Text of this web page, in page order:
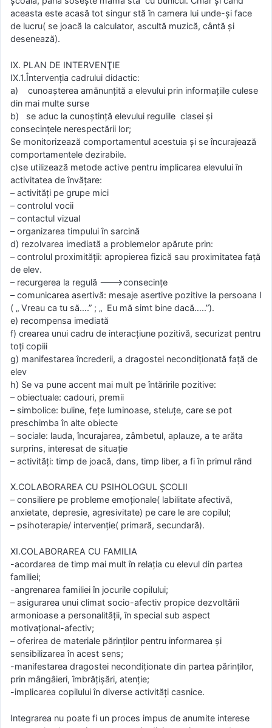
aceasta este acasă tot singur stă în camera lui unde-şi face
de lucru( se joacă la calculator, ascultă muzică, cântă şi
desenează).
IX. PLAN DE INTERVENŢIE
IX.1.Întervenţia cadrului didactic:
a) cunoaşterea amănunţită a elevului prin informaţiile culese
din mai multe surse
b) se aduc la cunoştinţă elevului regulile clasei şi
consecinţele nerespectării lor;
Se monitorizează comportamentul acestuia şi se încurajează
comportamentele dezirabile.
c)se utilizează metode active pentru implicarea elevului în
activitatea de învăţare:
– activităţi pe grupe mici
– controlul vocii
– contactul vizual
– organizarea timpului în sarcină
d) rezolvarea imediată a problemelor apărute prin:
– controlul proximităţii: apropierea fizică sau proximitatea faţă
de elev.
– recurgerea la regulă ––->consecinţe
– comunicarea asertivă: mesaje asertive pozitive la persoana I
( „ Vreau ca tu să….” ; „ Eu mă simt bine dacă…..”).
e) recompensa imediată
f) crearea unui cadru de interacţiune pozitivă, securizat pentru
toţi copiii
g) manifestarea încrederii, a dragostei necondiţionată faţă de
elev
h) Se va pune accent mai mult pe întăririle pozitive:
– obiectuale: cadouri, premii
– simbolice: buline, feţe luminoase, steluţe, care se pot
preschimba în alte obiecte
– sociale: lauda, încurajarea, zâmbetul, aplauze, a te arăta
surprins, interesat de situaţie
– activităţi: timp de joacă, dans, timp liber, a fi în primul rând
X.COLABORAREA CU PSIHOLOGUL ŞCOLII
– consiliere pe probleme emoţionale( labilitate afectivă,
anxietate, depresie, agresivitate) pe care le are copilul;
– psihoterapie/ intervenţie( primară, secundară).
XI.COLABORAREA CU FAMILIA
-acordarea de timp mai mult în relaţia cu elevul din partea
familiei;
-angrenarea familiei în jocurile copilului;
– asigurarea unui climat socio-afectiv propice dezvoltării
armonioase a personalităţii, în special sub aspect
motivaţional-afectiv;
– oferirea de materiale părinţilor pentru informarea şi
sensibilizarea în acest sens;
-manifestarea dragostei necondiţionate din partea părinţilor,
prin mângâieri, îmbrăţişări, atenţie;
-implicarea copilului în diverse activităţi casnice.
Integrarea nu poate fi un proces impus de anumite interese